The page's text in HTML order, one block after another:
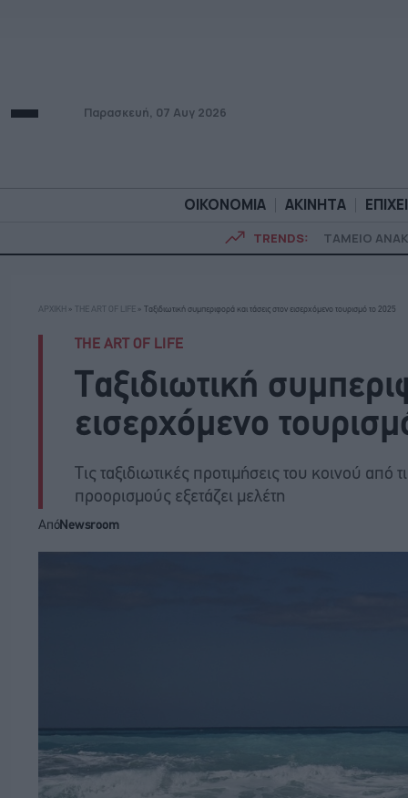
Παρασκευή, 07 Αυγ 2026
ΟΙΚΟΝΟΜΙΑ ΑΚΙΝΗΤΑ
TRENDS: ΤΑΜΕΙΟ
ΟΙΚΟΝΟΜΙΑ ΑΚΙΝΗΤΑ
ΑΡΧΙΚΗ » THE ART OF LIFE » Ταξιδιωτική συμπεριφορά και τάσεις στον εισερχόμενο τουρισμό το 2025
THE ART OF LIFE
Ταξιδιωτική
εισερχόμενο
Τις ταξιδιωτικές προτιμήσεις του κοινού
προορισμούς εξετάζει μελέτη
ΑπόNewsroom